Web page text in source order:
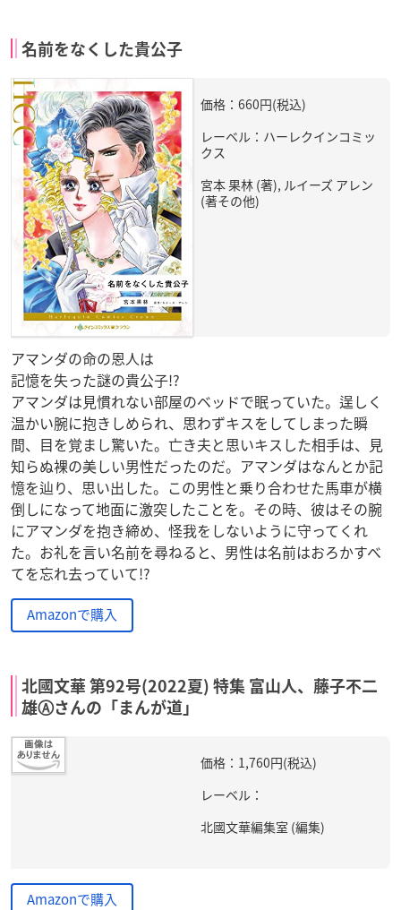
名前をなくした貴公子
価格：660円(税込)
レーベル：ハーレクインコミッ
クス
宮本 果林 (著), ルイーズ アレン
(著その他)
アマンダの命の恩人は
記憶を失った謎の貴公子!?
アマンダは見慣れない部屋のベッドで眠っていた。逞しく
温かい腕に抱きしめられ、思わずキスをしてしまった瞬
間、目を覚まし驚いた。亡き夫と思いキスした相手は、見
知らぬ裸の美しい男性だったのだ。アマンダはなんとか記
憶を辿り、思い出した。この男性と乗り合わせた馬車が横
倒しになって地面に激突したことを。その時、彼はその腕
にアマンダを抱き締め、怪我をしないように守ってくれ
た。お礼を言い名前を尋ねると、男性は名前はおろかすべ
てを忘れ去っていて!?
Amazonで購入
北國文華 第92号(2022夏) 特集 富山人、藤子不二
雄Ⓐさんの「まんが道」
価格：1,760円(税込)
レーベル：
北國文華編集室 (編集)
Amazonで購入